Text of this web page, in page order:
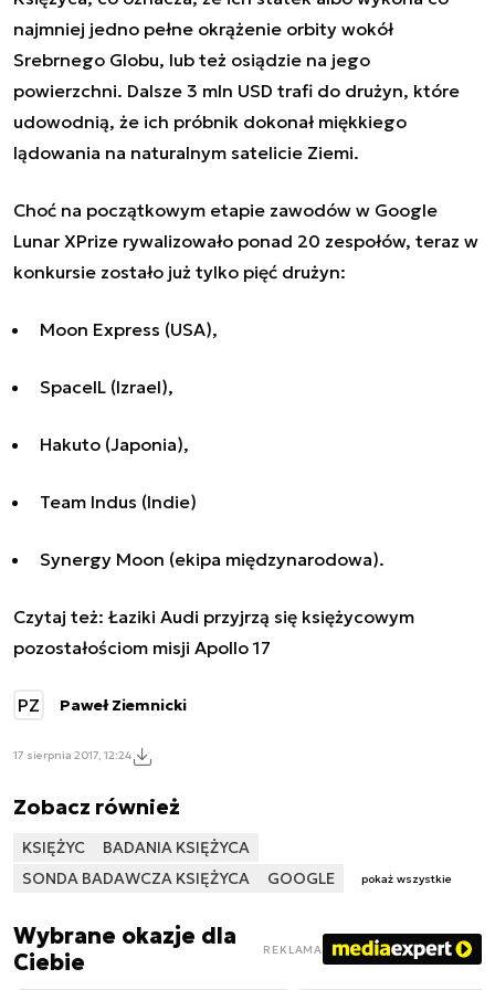
najmniej jedno pełne okrążenie orbity wokół
Srebrnego Globu, lub też osiądzie na jego
powierzchni. Dalsze 3 mln USD trafi do drużyn, które
udowodnią, że ich próbnik dokonał miękkiego
lądowania na naturalnym satelicie Ziemi.
Choć na początkowym etapie zawodów w Google
Lunar XPrize rywalizowało ponad 20 zespołów, teraz w
konkursie zostało już tylko pięć drużyn:
Moon Express (USA),
SpaceIL (Izrael),
Hakuto (Japonia),
Team Indus (Indie)
Synergy Moon (ekipa międzynarodowa).
Czytaj też: Łaziki Audi przyjrzą się księżycowym
pozostałościom misji Apollo 17
PZ Paweł Ziemnicki
17 sierpnia 2017, 12:24
Zobacz również
KSIĘŻYC
BADANIA KSIĘŻYCA
SONDA BADAWCZA KSIĘŻYCA
GOOGLE pokaż wszystkie
Wybrane okazje dla
Ciebie
REKLAMA